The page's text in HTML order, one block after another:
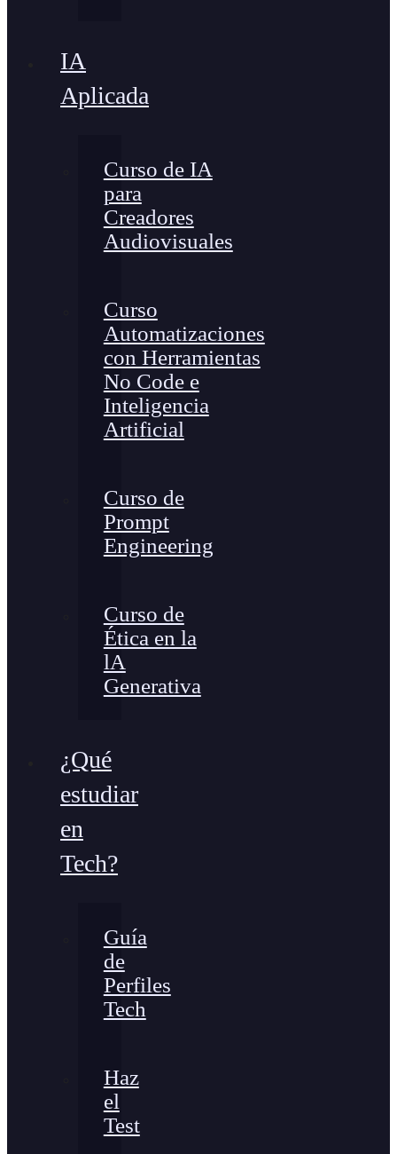
IA
Aplicada
Curso de IA
para
Creadores
Audiovisuales
Curso
Automatizaciones
con Herramientas
No Code e
Inteligencia
Artificial
Curso de
Prompt
Engineering
Curso de
Ética en la
lA
Generativa
¿Qué
estudiar
en
Tech?
Guía
de
Perfiles
Tech
Haz
el
Test